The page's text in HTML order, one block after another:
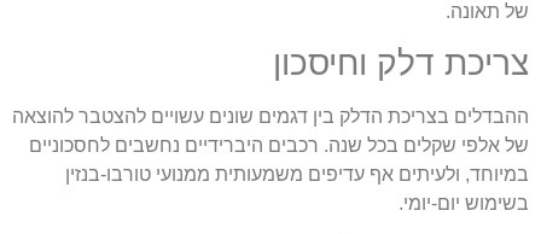
תאונה.
דלק וחיסכון
בצריכת הדלק בין דגמים שונים עשויים להצטבר להוצאה
אלפי שקלים בכל שנה. רכבים היברידיים נחשבים לחסכוניים
ולעיתים אף עדיפים משמעותית ממנועי טורבו-בנזין
יום-יומי.